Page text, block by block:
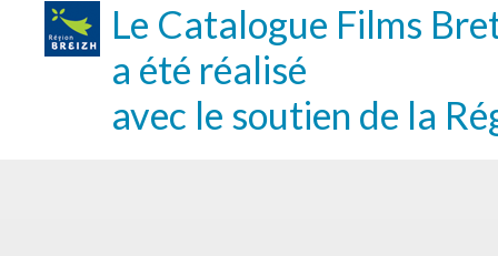
Le Catalogue Films
a été réalisé
avec le soutien de la